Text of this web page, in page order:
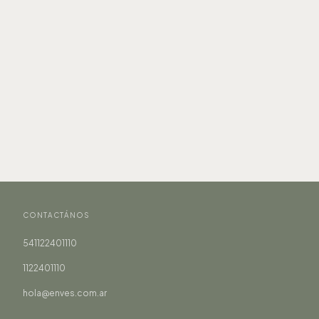
CONTACTÁNOS
541122401110
1122401110
hola@enves.com.ar